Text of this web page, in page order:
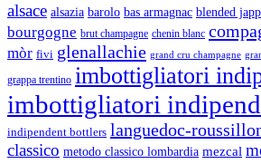
alsace alsazia barolo bas armagnac blended
bourgogne brut champagne chenin blanc
mòr fivi glenallachie grand cru champagne
grappa trentino imbottigliatori
imbottigliatori
indipendent bottlers languedoc-
classico metodo classico lombardia mezcal